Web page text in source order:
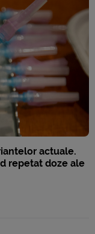
actuale.
repetat doze ale